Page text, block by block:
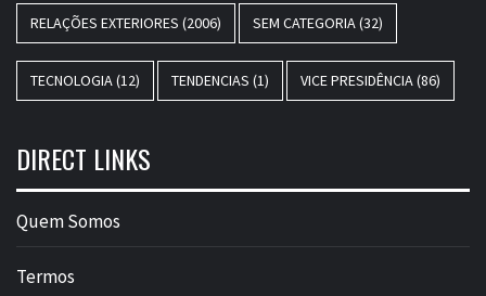
RELAÇÕES EXTERIORES (2006) SEM CATEGORIA (32)
TECNOLOGIA (12) TENDENCIAS (1) VICE PRESIDÊNCIA (86)
DIRECT LINKS
Quem Somos
Termos